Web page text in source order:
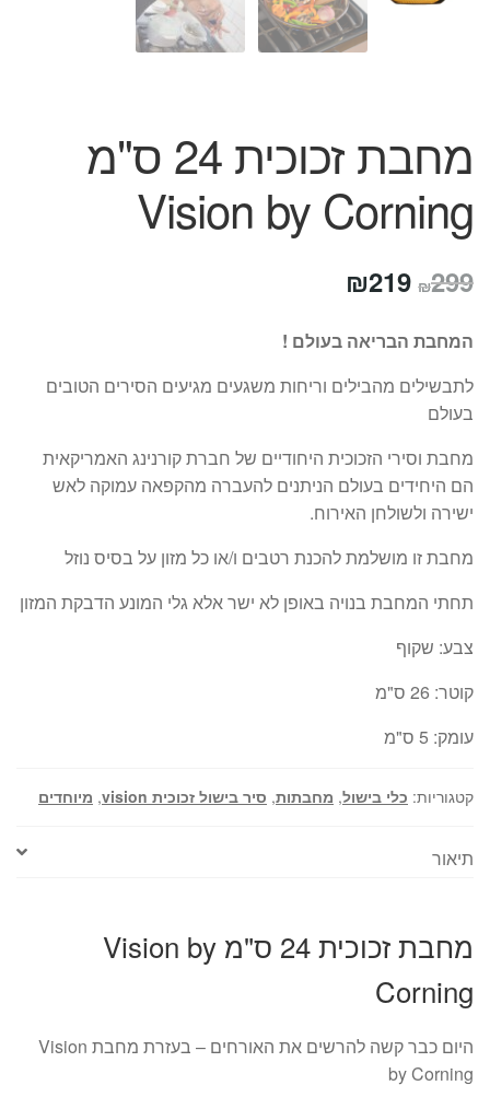
מחבת זכוכית 24 ס"מ
Vision by Corning
₪299 המחיר
היה:
₪299.
₪219
הוא:
₪219.
המחבת הבריאה בעולם !
לתבשילים מהבילים וריחות משגעים מגיעים הסירים הטובים
בעולם
מחבת וסירי הזכוכית היחודיים של חברת קורנינג האמריקאית
הם היחידים בעולם הניתנים להעברה מהקפאה עמוקה לאש
ישירה ולשולחן האירוח.
מחבת זו מושלמת להכנת רטבים ו/או כל מזון על בסיס נוזל
תחתי המחבת בנויה באופן לא ישר אלא גלי המונע הדבקת המזון
צבע: שקוף
קוטר: 26 ס"מ
עומק: 5 ס"מ
קטגוריות: כלי בישול, מחבתות, סיר בישול זכוכית vision , מיוחדים
תיאור
מחבת זכוכית 24 ס"מ Vision by
Corning
היום כבר קשה להרשים את האורחים – בעזרת מחבת Vision
by Corning